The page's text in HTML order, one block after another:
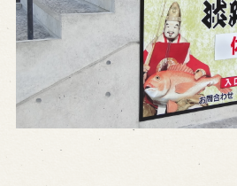
淡路島と国生み神話
淡路人形浄瑠璃の歴史
淡路人形独自の演目
淡
南あわじ市の伝統芸能
ご利用案内
営業日時・料金